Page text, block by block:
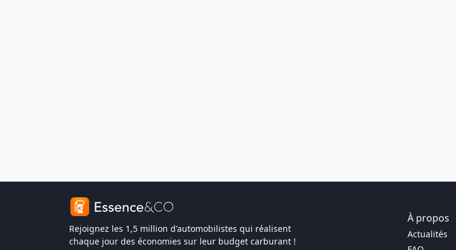
Rejoignez les 1,5 million d'automobilistes qui réalisent
chaque jour des économies sur leur budget carburant !
À propos
Actualités